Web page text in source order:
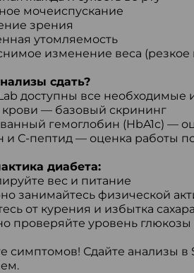
мочеиспускание
зрения
утомляемость
изменение веса (резкое
сдать?
доступны все необходимые
крови — базовый скрининг
гемоглобин (HbA1c) —
и С-пептид — оценка работы
диабета:
вес и питание
занимайтесь физической
от курения и избытка
проверяйте уровень глюкозы
симптомов! Сдайте анализы в